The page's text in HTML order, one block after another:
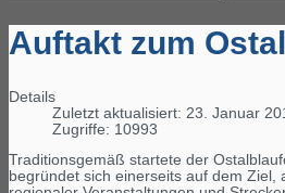
Auftakt zum
Details
Zuletzt aktualisiert: 23. Januar
Zugriffe: 10993
Traditionsgemäß startete der
begründet sich einerseits auf dem